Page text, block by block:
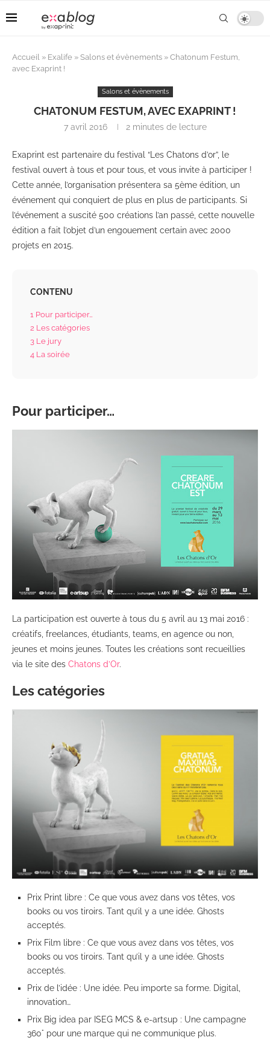
Accueil » Exalife » Salons et évènements » Chatonum Festum,
avec Exaprint !
Salons et évènements
CHATONUM FESTUM, AVEC EXAPRINT !
7 avril 2016 2 minutes de lecture
Exaprint est partenaire du festival “Les Chatons d’or”, le
festival ouvert à tous et pour tous, et vous invite à participer !
Cette année, l’organisation présentera sa 5ème édition, un
événement qui conquiert de plus en plus de participants. Si
l’événement a suscité 500 créations l’an passé, cette nouvelle
édition a fait l’objet d’un engouement certain avec 2000
projets en 2015.
CONTENU
1 Pour participer…
2 Les catégories
3 Le jury
4 La soirée
Pour participer…
La participation est ouverte à tous du 5 avril au 13 mai 2016 :
créatifs, freelances, étudiants, teams, en agence ou non,
jeunes et moins jeunes. Toutes les créations sont recueillies
via le site des Chatons d’Or.
Les catégories
Prix Print libre : Ce que vous avez dans vos têtes, vos
books ou vos tiroirs. Tant qu’il y a une idée. Ghosts
acceptés.
Prix Film libre : Ce que vous avez dans vos têtes, vos
books ou vos tiroirs. Tant qu’il y a une idée. Ghosts
acceptés.
Prix de l’idée : Une idée. Peu importe sa forme. Digital,
innovation…
Prix Big idea par ISEG MCS & e-artsup : Une campagne
360° pour une marque qui ne communique plus.